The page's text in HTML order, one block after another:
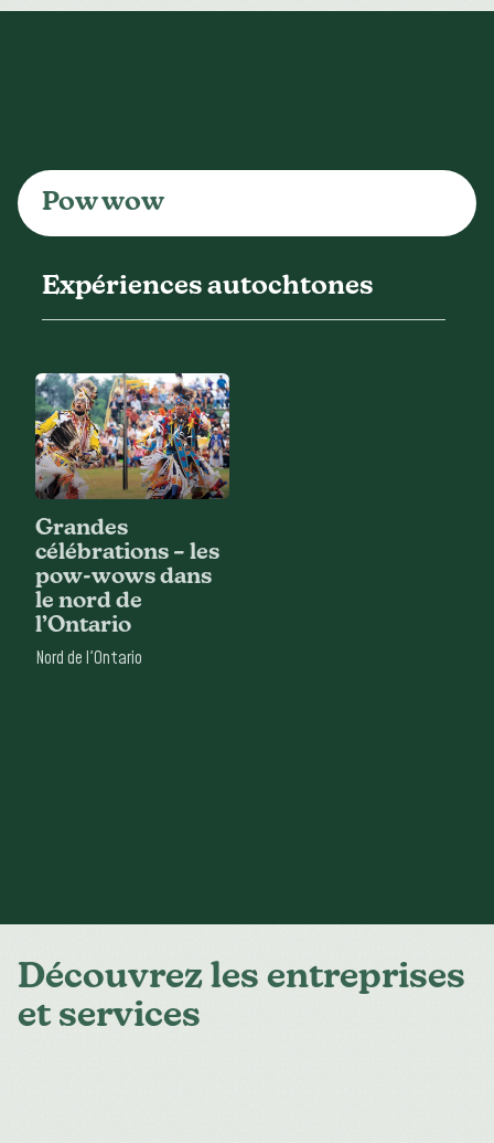
Pow wow
Expériences autochtones
Grandes
célébrations – les
pow-wows dans
le nord de
l’Ontario
Nord de l'Ontario
Découvrez les entreprises
et services